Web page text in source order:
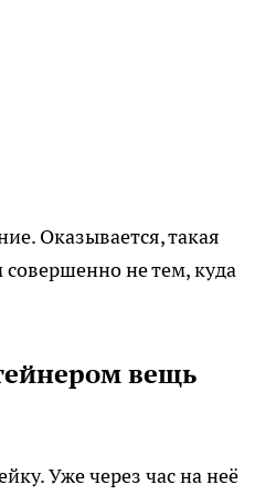
Оказывается, такая
не тем, куда
вещь
Уже через час на неё